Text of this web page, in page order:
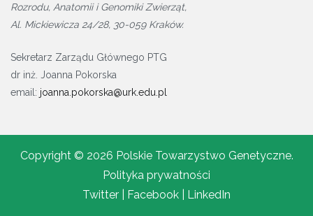
Rozrodu, Anatomii i Genomiki Zwierząt,
Al. Mickiewicza 24/28, 30-059 Kraków.
Sekretarz Zarządu Głównego PTG
dr inż. Joanna Pokorska
email: joanna.pokorska@urk.edu.pl
Copyright © 2026 Polskie Towarzystwo Genetyczne.
Polityka prywatności
Twitter | Facebook | LinkedIn